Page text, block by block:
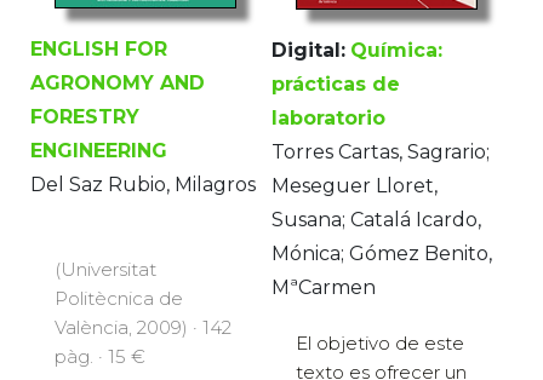
ENGLISH FOR
AGRONOMY AND
FORESTRY
ENGINEERING
Del Saz Rubio, Milagros
(Universitat
Politècnica de
València, 2009) · 142
pàg. · 15 €
Digital: Química:
prácticas de
laboratorio
Torres Cartas, Sagrario;
Meseguer Lloret,
Susana; Catalá Icardo,
Mónica; Gómez Benito,
MªCarmen
El objetivo de este
texto es ofrecer un